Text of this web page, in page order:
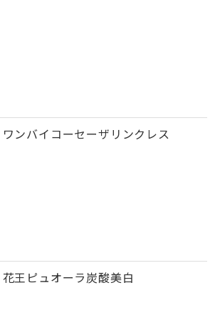
ワンバイコーセーザリンクレス
花王ピュオーラ炭酸美白